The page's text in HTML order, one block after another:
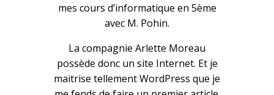
mes cours d’informatique en 5ème
avec M. Pohin.
La compagnie Arlette Moreau
possède donc un site Internet. Et je
maitrise tellement WordPress que je